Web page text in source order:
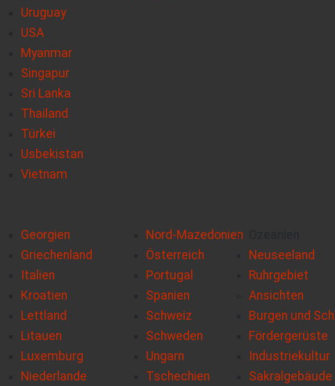
Uruguay
USA
Myanmar
Singapur
Sri Lanka
Thailand
Türkei
Usbekistan
Vietnam
Georgien
Griechenland
Italien
Kroatien
Lettland
Litauen
Luxemburg
Niederlande
Nord-Mazedonien
Österreich
Portugal
Spanien
Schweiz
Schweden
Ungarn
Tschechien
Neuseeland
Ruhrgebiet
Ansichten
Burgen und
Fördergerüste
Industriekultur
Sakralgebäude